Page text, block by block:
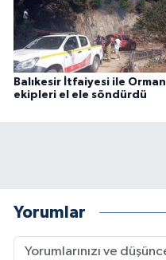
Balıkesir İtfaiyesi ile Orman
ekipleri el ele söndürdü
Yorumlar